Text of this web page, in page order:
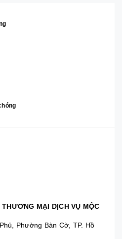
MẠI DỊCH VỤ MỘC
Phường Bàn Cờ, TP. Hồ